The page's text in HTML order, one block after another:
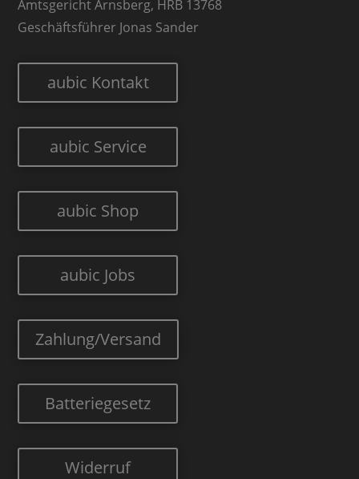
Amtsgericht Arnsberg, HRB 13768
Geschäftsführer Jonas Sander
aubic Kontakt
aubic Service
aubic Shop
aubic Jobs
Zahlung/Versand
Batteriegesetz
Widerruf